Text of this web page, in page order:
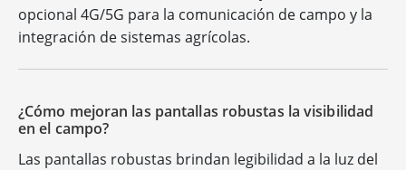
opcional 4G/5G para la comunicación de campo y la
integración de sistemas agrícolas.
¿Cómo mejoran las pantallas robustas la visibilidad
en el campo?
Las pantallas robustas brindan legibilidad a la luz del